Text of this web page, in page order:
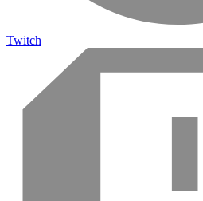
Twitch